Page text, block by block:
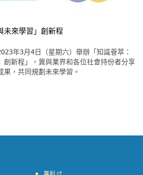
未來學習」創新程
年3月4日（星期六）舉辦「知識薈萃：
創新程」，冀與業界和各位社會持份者分享
，共同規劃未來學習。